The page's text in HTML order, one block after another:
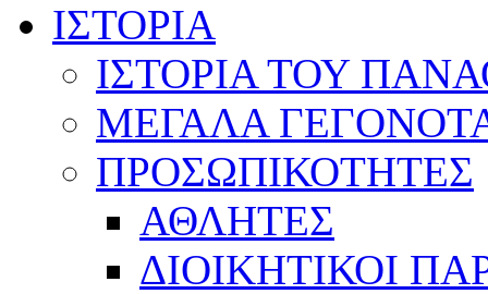
ΙΣΤΟΡΙΑ
ΙΣΤΟΡΙΑ ΤΟΥ
ΜΕΓΑΛΑ
ΠΡΟΣΩΠΙΚΟΤΗΤΕΣ
ΑΘΛΗΤΕΣ
ΔΙΟΙΚΗΤΙΚΟΙ